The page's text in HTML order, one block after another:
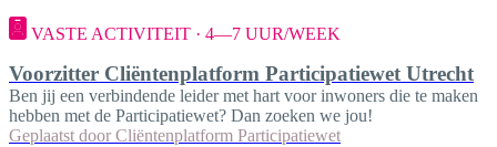
VASTE ACTIVITEIT · 4—7 UUR/WEEK
Voorzitter Cliëntenplatform Participatiewet Utrecht
Ben jij een verbindende leider met hart voor inwoners die te maken
hebben met de Participatiewet? Dan zoeken we jou!
Geplaatst door Cliëntenplatform Participatiewet